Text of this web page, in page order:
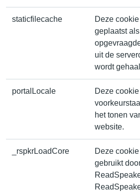
staticfilecache
Deze
geplaatst
uit de
wordt
portalLocale
Deze
het tonen
website.
_rspkrLoadCore
Deze
gebruikt